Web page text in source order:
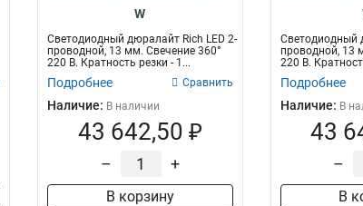
W
Светодиодный дюралайт Rich LED 2-
проводной, 13 мм. Свечение 360°
220 В. Кратность резки - 1...
Подробнее Сравнить
Наличие: В наличии
43 642,50 ₽
– +
В корзину
Светодиодный
проводной, 13
220 В.
Подробнее
Наличие: В
43
–
В